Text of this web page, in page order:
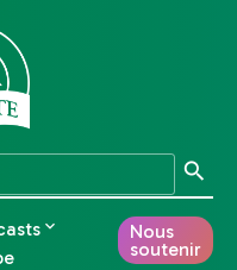
Nous
soutenir